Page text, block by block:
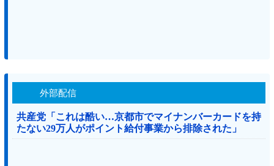
外部配信
共産党「これは酷い…京都市でマイナンバーカードを持
たない29万人がポイント給付事業から排除された」